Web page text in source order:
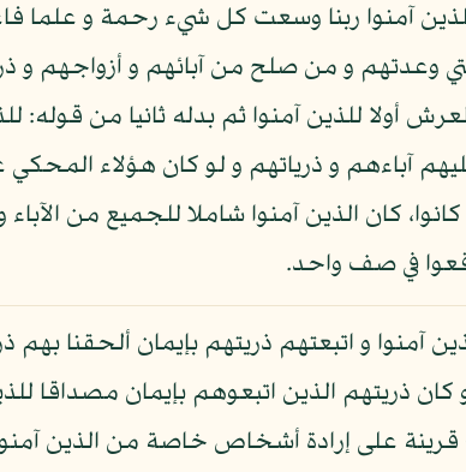
آمنوا ربنا وسعت كل شيء رحمة و علما
و من صلح من آبائهم و أزواجهم و
العرش أولا للذين آمنوا ثم بدله ثانيا من قوله:
آباءهم و ذرياتهم و لو كان هؤلاء المحكي
كان الذين آمنوا شاملا للجميع من الآباء
في صف واحد.
آمنوا و اتبعتهم ذريتهم بإيمان ألحقنا
بما كسب رهين»: الطور - 21، فلو كان ذريتهم الذين اتبعوهم
قرينة على إرادة أشخاص خاصة من الذين